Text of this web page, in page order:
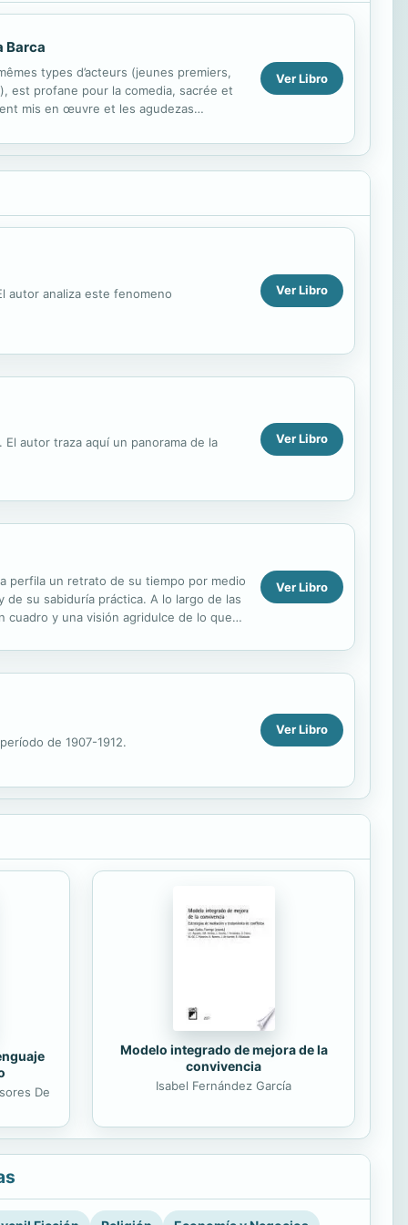
Barca
types d’acteurs (jeunes premiers,
est profane pour la comedia, sacrée et
mis en œuvre et les agudezas
Ver Libro
autor analiza este fenomeno Ver Libro
autor traza aquí un panorama de la Ver Libro
perfila un retrato de su tiempo por medio
su sabiduría práctica. A lo largo de las
y una visión agridulce de lo que
Ver Libro
de 1907-1912.
Ver Libro
De
Modelo integrado de mejora de la
convivencia
Isabel Fernández García